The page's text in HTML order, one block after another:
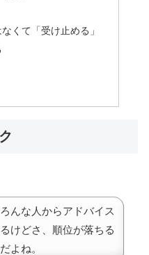
くて「受け止める」
んな人からアドバイス
けどさ、順位が落ちる
よね。